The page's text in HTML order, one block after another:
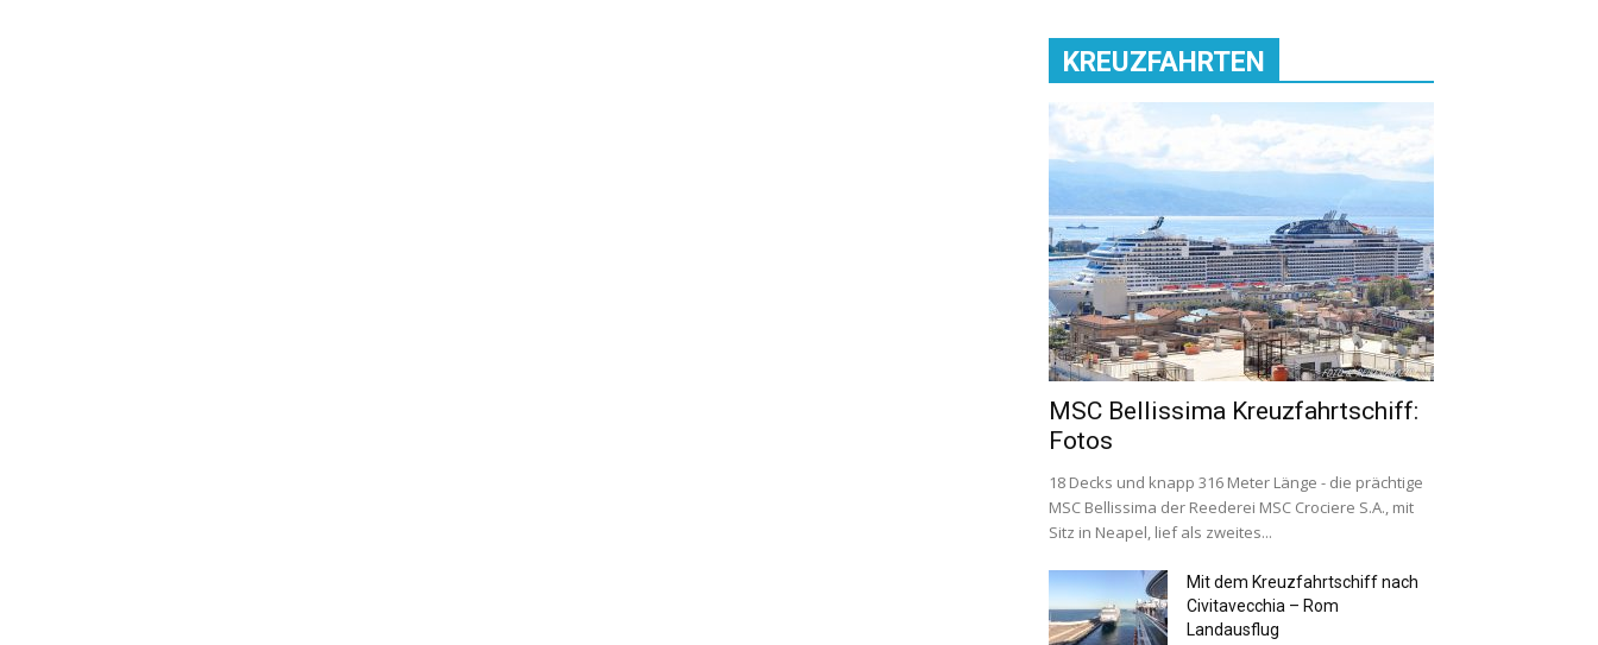
KREUZFAHRTEN
MSC Bellissima Kreuzfahrtschiff:
Fotos
18 Decks und knapp 316 Meter Länge - die prächtige
MSC Bellissima der Reederei MSC Crociere S.A., mit
Sitz in Neapel, lief als zweites...
Mit dem Kreuzfahrtschiff nach
Civitavecchia – Rom
Landausflug